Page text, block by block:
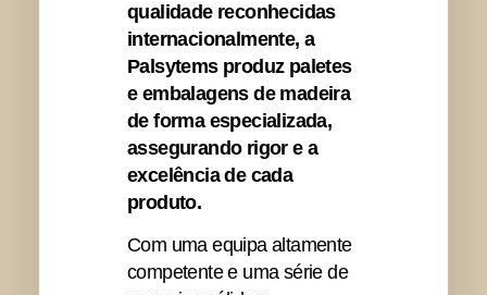
qualidade reconhecidas
internacionalmente, a
Palsytems produz paletes
e embalagens de madeira
de forma especializada,
assegurando rigor e a
excelência de cada
produto.
Com uma equipa altamente
competente e uma série de